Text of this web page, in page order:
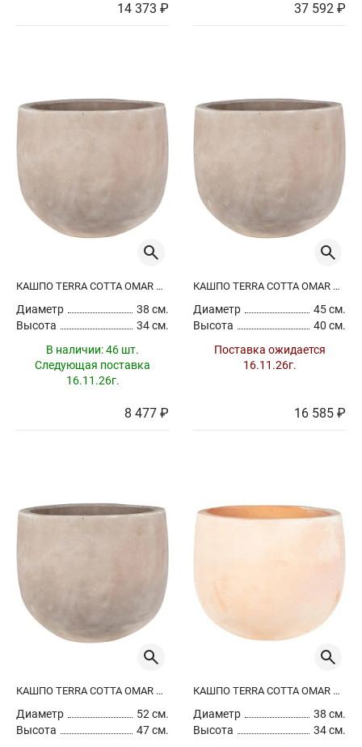
14 373 ₽ 37 592 ₽
КАШПО TERRA COTTA OMAR POT CHOCO
Диаметр
38 см.
Высота
34 см.
В наличии:46 шт.
Следующая поставка
16.11.26г.
8 477 ₽
КАШПО TERRA COTTA OMAR POT CHOCO
Диаметр
45 см.
Высота
40 см.
Поставка ожидается
16.11.26г.
16 585 ₽
КАШПО TERRA COTTA OMAR POT CHOCO
Диаметр
52 см.
Высота
47 см.
КАШПО TERRA COTTA OMAR POT TERRA
Диаметр
38 см.
Высота
34 см.